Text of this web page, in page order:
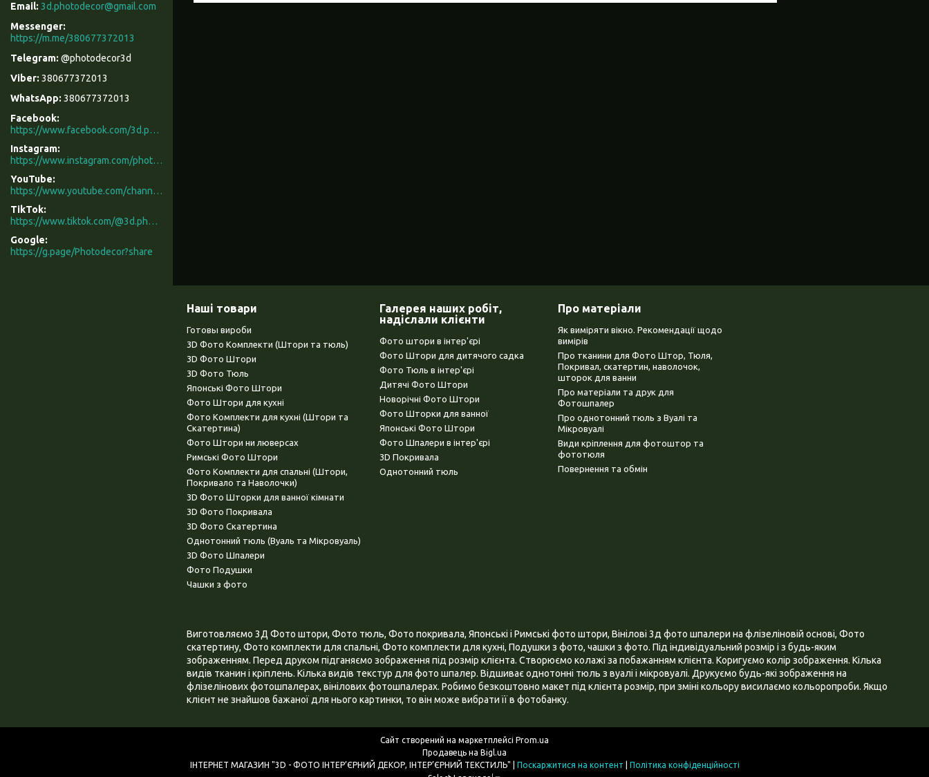
3d.photodecor@gmail.com
https://m.me/380677372013
@photodecor3d
380677372013
380677372013
Facebook
https://www.facebook.com/3d.photodecor/
Instagram
https://www.instagram.com/photodecor.com.ua/
YouTube
https://www.youtube.com/channel/UCXCUerfqRY1Pw7-IptdbqyA/videos
TikTok
https://www.tiktok.com/@3d.photodecor?is_from_webapp=1&sender_device=pc
Google
https://g.page/Photodecor?share
Наші товари
Готовы вироби
3D Фото Комплекти (Штори та тюль)
3D Фото Штори
3D Фото Тюль
Японські Фото Штори
Фото Штори для кухні
Фото Комплекти для кухні (Штори та
Скатертина)
Фото Штори ни люверсах
Римські Фото Штори
Фото Комплекти для спальні (Штори,
Покривало та Наволочки)
3D Фото Шторки для ванної кімнати
3D Фото Покривала
3D Фото Скатертина
Однотонний тюль (Вуаль та Мікровуаль)
3D Фото Шпалери
Фото Подушки
Чашки з фото
Галерея наших робіт,
надіслали клієнти
Фото штори в інтер'єрі
Фото Штори для дитячого садка
Фото Тюль в інтер'єрі
Дитячі Фото Штори
Новорічні Фото Штори
Фото Шторки для ванної
Японські Фото Штори
Фото Шпалери в інтер'єрі
3D Покривала
Однотонний тюль
Про матеріали
Як виміряти вікно. Рекомендації щодо
вимірів
Про тканини для Фото Штор, Тюля,
Покривал, скатертин, наволочок,
шторок для ванни
Про матеріали та друк для
Фотошпалер
Про однотонний тюль з Вуалі та
Мікровуалі
Види кріплення для фотоштор та
фототюля
Повернення та обмін
Виготовляємо 3Д Фото штори, Фото тюль, Фото покривала, Японські і Римські фото штори, Вінілові 3д фото шпалери на флізеліновій основі, Фото
скатертину, Фото комплекти для спальні, Фото комплекти для кухні, Подушки з фото, чашки з фото. Під індивідуальний розмір і з будь-яким
зображенням. Перед друком підганяємо зображення під розмір клієнта. Створюємо колажі за побажанням клієнта. Коригуємо колір зображення. Кілька
видів тканин і кріплень. Кілька видів текстур для фото шпалер. Відшиває однотонні тюль з вуалі і мікровуалі. Друкуємо будь-які зображення на
флізелінових фотошпалерах, вінілових фотошпалерах. Робимо безкоштовно макет під клієнта розмір, при зміні кольору висилаємо кольоропроби. Якщо
клієнт не знайшов бажаної для нього картинки, то він може вибрати її в фотобанку.
Сайт створений на маркетплейсі Prom.ua
Продавець на Bigl.ua
Поскаржитися на контент
Політика конфіденційності